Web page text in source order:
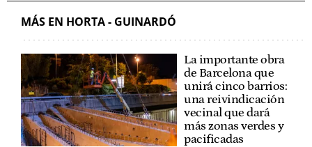
MÁS EN HORTA - GUINARDÓ
La importante obra
de Barcelona que
unirá cinco barrios:
una reivindicación
vecinal que dará
más zonas verdes y
pacificadas